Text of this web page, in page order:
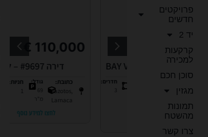
פרויקטים
חדשים
יד 2
קרקעות
למכירה
סוכן חכם
מגזין
תמונות
מהשטח
צרו קשר
BAY VIEW 1
חניות:
לחצו למידע נוסף
110,000 €
כתובת:
Mazotos,
גודל:
69
מ"ר
חניות:
1
חדרים:
לחצו למידע נוסף